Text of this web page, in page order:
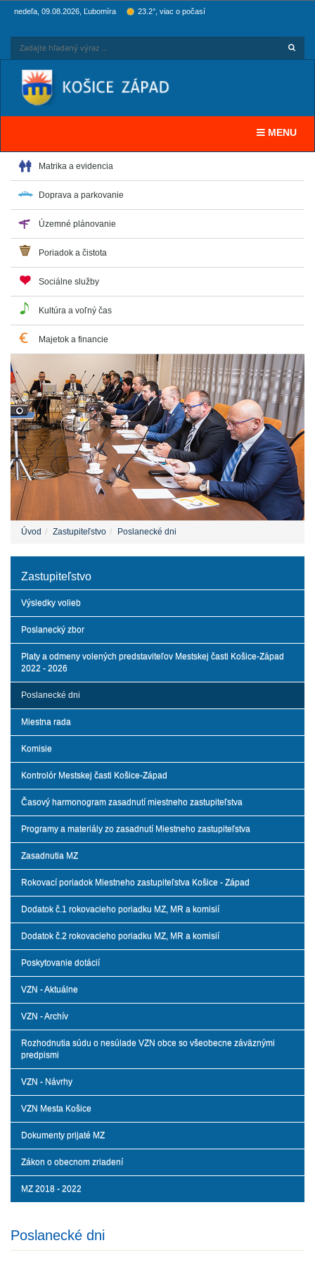
nedeľa, 09.08.2026, Ľubomíra 23.2°, viac o počasí
Toggle
MENU
Matrika a evidencia
Doprava a parkovanie
Územné plánovanie
Poriadok a čistota
Sociálne služby
Kultúra a voľný čas
Majetok a financie
Úvod Zastupiteľstvo Poslanecké dni
Zastupiteľstvo
Výsledky volieb
Poslanecký zbor
Platy a odmeny volených predstaviteľov Mestskej časti Košice-Západ
2022 - 2026
Poslanecké dni
Miestna rada
Komisie
Kontrolór Mestskej časti Košice-Západ
Časový harmonogram zasadnutí miestneho zastupiteľstva
Programy a materiály zo zasadnutí Miestneho zastupiteľstva
Zasadnutia MZ
Rokovací poriadok Miestneho zastupiteľstva Košice - Západ
Dodatok č.1 rokovacieho poriadku MZ, MR a komisií
Dodatok č.2 rokovacieho poriadku MZ, MR a komisií
Poskytovanie dotácií
VZN - Aktuálne
VZN - Archív
Rozhodnutia súdu o nesúlade VZN obce so všeobecne záväznými
predpismi
VZN - Návrhy
VZN Mesta Košice
Dokumenty prijaté MZ
Zákon o obecnom zriadení
MZ 2018 - 2022
Poslanecké dni